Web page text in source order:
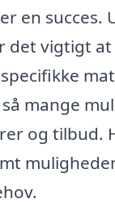
en succes.
det vigtigt
mange
og tilbud.